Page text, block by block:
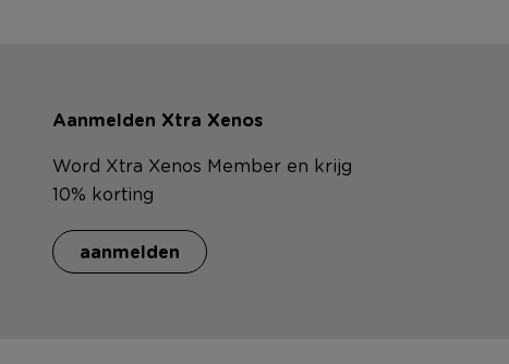
Aanmelden Xtra Xenos
Word Xtra Xenos Member en krijg
10% korting
aanmelden